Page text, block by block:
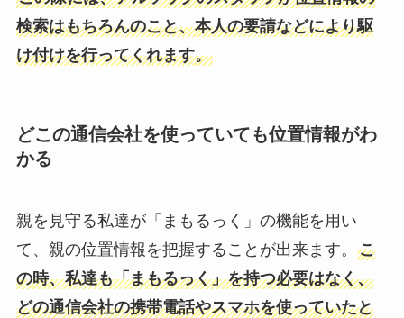
検索はもちろんのこと、本人の要請などにより駆
け付けを行ってくれます。
どこの通信会社を使っていても位置情報がわ
かる
親を見守る私達が「まもるっく」の機能を用い
て、親の位置情報を把握することが出来ます。 こ
の時、私達も「まもるっく」を持つ必要はなく、
どの通信会社の携帯電話やスマホを使っていたと